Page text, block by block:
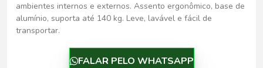
ambientes internos e externos. Assento ergonômico, base de
alumínio, suporta até 140 kg. Leve, lavável e fácil de
transportar.
FALAR PELO WHATSAPP